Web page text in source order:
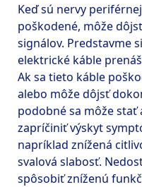
Keď sú nervy
poškodené, môže
signálov. Predstavme
elektrické káble
Ak sa tieto káble
alebo môže dôjsť
podobné sa môže stať
zapríčiniť výskyt
napríklad znížená
svalová slabosť.
spôsobiť zníženú